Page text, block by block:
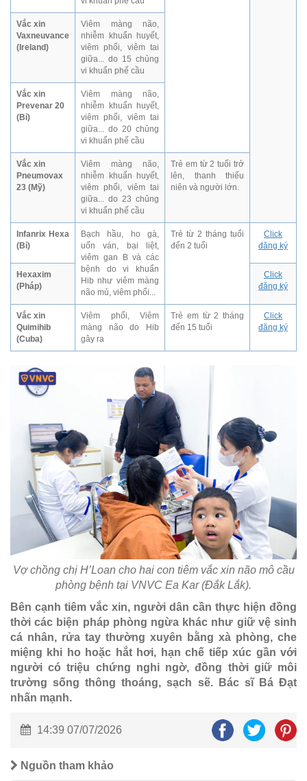
Vắc xin
Vaxneuvance
(Ireland)
Viêm màng não,
nhiễm khuẩn huyết,
viêm phổi, viêm tai
giữa... do 15 chủng
vi khuẩn phế cầu
Vắc xin
Prevenar 20
(Bỉ)
Viêm màng não,
nhiễm khuẩn huyết,
viêm phổi, viêm tai
giữa... do 20 chủng
vi khuẩn phế cầu
Vắc xin
Pneumovax
23 (Mỹ)
Viêm màng não,
nhiễm khuẩn huyết,
viêm phổi, viêm tai
giữa... do 23 chủng
vi khuẩn phế cầu
Trẻ em từ 2 tuổi trở
lên, thanh thiếu
niên và người lớn.
Infanrix Hexa
(Bỉ)
Bạch hầu, ho gà,
uốn ván, bại liệt,
viêm gan B và các
bệnh do vi khuẩn
Hib như viêm màng
não mủ, viêm phổi...
Trẻ từ 2 tháng tuổi
đến 2 tuổi
Click
đăng ký
Hexaxim
(Pháp)
Click
đăng ký
Vắc xin
Quimihib
(Cuba)
Viêm phổi, Viêm
màng não do Hib
gây ra
Trẻ em từ 2 tháng
đến 15 tuổi
Click
đăng ký
Vợ chồng chị H’Loan cho hai con tiêm vắc xin não mô cầu
phòng bệnh tại VNVC Ea Kar (Đắk Lắk).
Bên cạnh tiêm vắc xin, người dân cần thực hiện đồng
thời các biện pháp phòng ngừa khác như giữ vệ sinh
cá nhân, rửa tay thường xuyên bằng xà phòng, che
miệng khi ho hoặc hắt hơi, hạn chế tiếp xúc gần với
người có triệu chứng nghi ngờ, đồng thời giữ môi
trường sống thông thoáng, sạch sẽ. Bác sĩ Bá Đạt
nhấn mạnh.
14:39 07/07/2026
Nguồn tham khảo